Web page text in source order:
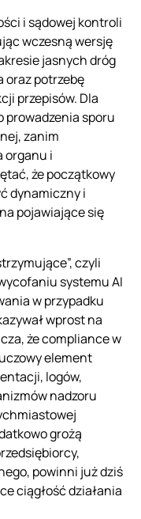
i sądowej kontroli
wczesną wersję
jasnych dróg
oraz potrzebę
przepisów. Dla
prowadzenia sporu
zanim
organu i
że początkowy
dynamiczny i
pojawiające się
czyli
systemu AI
w przypadku
wprost na
że compliance w
element
logów,
nadzoru
grożą
powinni już dziś
ciągłość działania